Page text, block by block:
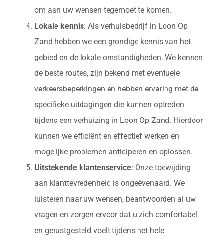
om aan uw wensen tegemoet te komen.
Lokale kennis: Als verhuisbedrijf in Loon Op
Zand hebben we een grondige kennis van het
gebied en de lokale omstandigheden. We kennen
de beste routes, zijn bekend met eventuele
verkeersbeperkingen en hebben ervaring met de
specifieke uitdagingen die kunnen optreden
tijdens een verhuizing in Loon Op Zand. Hierdoor
kunnen we efficiënt en effectief werken en
mogelijke problemen anticiperen en oplossen.
Uitstekende klantenservice: Onze toewijding
aan klanttevredenheid is ongeëvenaard. We
luisteren naar uw wensen, beantwoorden al uw
vragen en zorgen ervoor dat u zich comfortabel
en gerustgesteld voelt tijdens het hele